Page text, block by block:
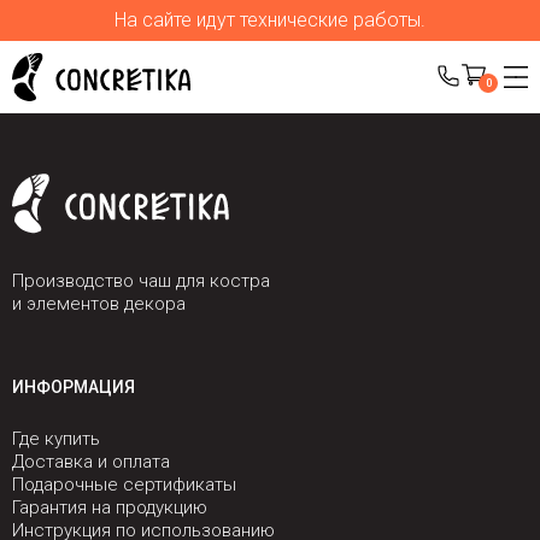
На сайте идут технические работы.
0
Производство чаш для костра
и элементов декора
ИНФОРМАЦИЯ
Где купить
Доставка и оплата
Подарочные сертификаты
Гарантия на продукцию
Инструкция по использованию